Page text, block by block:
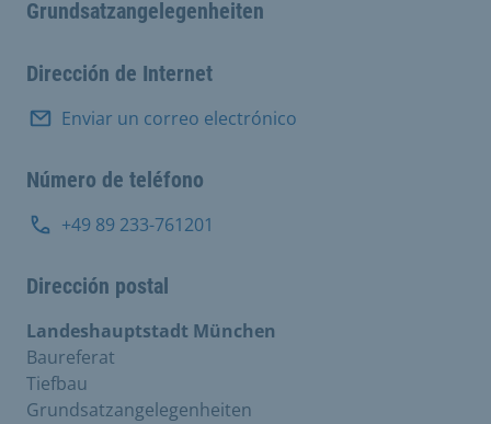
Grundsatzangelegenheiten
Dirección de Internet
Enviar un correo electrónico
Número de teléfono
+49 89 233-761201
Dirección postal
Landeshauptstadt München
Baureferat
Tiefbau
Grundsatzangelegenheiten